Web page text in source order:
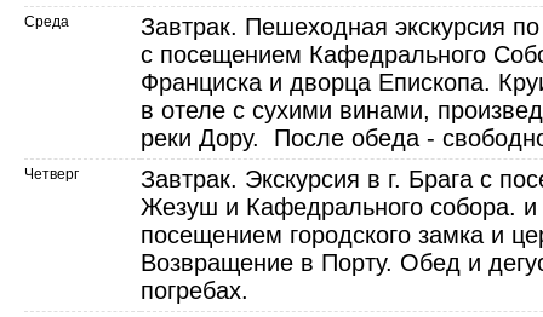
Среда
Завтрак. Пешеходная экскурсия
с посещением Кафедрального
Франциска и дворца Епископа.
в отеле c сухими винами,
реки Дору. После обеда -
Четверг
Завтрак. Экскурсия в г. Брага с
Жезуш и Кафедрального собора. и
посещением городского замка и
Возвращение в Порту. Обед и
погребах.